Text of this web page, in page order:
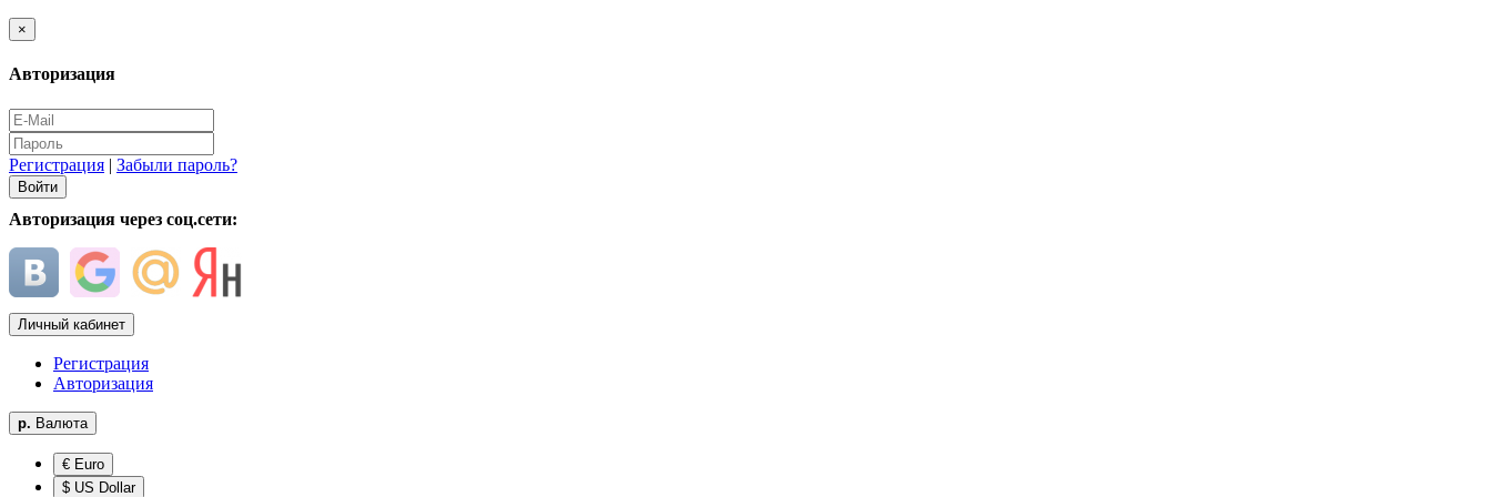
×
Авторизация
Регистрация | Забыли пароль?
Авторизация через соц.сети:
Личный кабинет
Регистрация
Авторизация
р. Валюта
€ Euro
$ US Dollar